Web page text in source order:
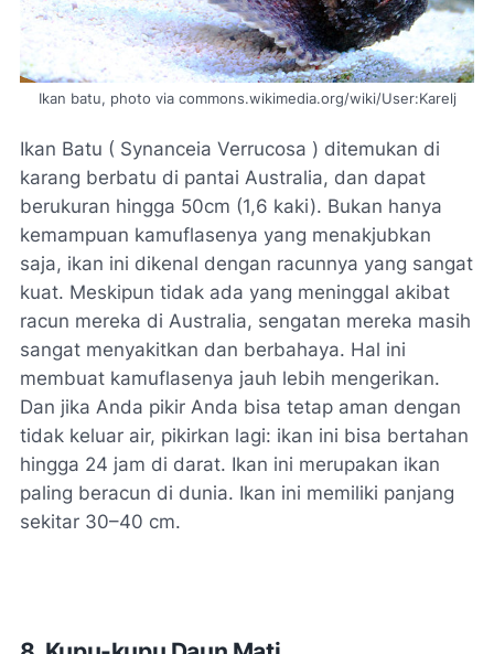
Ikan batu, photo via commons.wikimedia.org/wiki/User:Karelj
Ikan Batu ( Synanceia Verrucosa ) ditemukan di
karang berbatu di pantai Australia, dan dapat
berukuran hingga 50cm (1,6 kaki). Bukan hanya
kemampuan kamuflasenya yang menakjubkan
saja, ikan ini dikenal dengan racunnya yang sangat
kuat. Meskipun tidak ada yang meninggal akibat
racun mereka di Australia, sengatan mereka masih
sangat menyakitkan dan berbahaya. Hal ini
membuat kamuflasenya jauh lebih mengerikan.
Dan jika Anda pikir Anda bisa tetap aman dengan
tidak keluar air, pikirkan lagi: ikan ini bisa bertahan
hingga 24 jam di darat. Ikan ini merupakan ikan
paling beracun di dunia. Ikan ini memiliki panjang
sekitar 30–40 cm.